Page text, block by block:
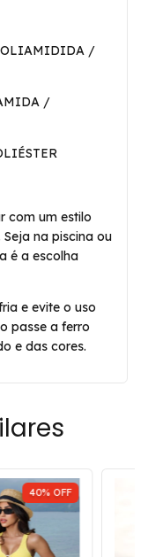
/
/
com um estilo
na piscina ou
é a escolha
e evite o uso
passe a ferro
e das cores.
40% OFF